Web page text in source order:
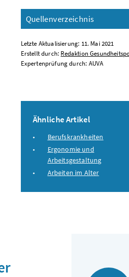
Quellenverzeichnis
Letzte Aktualisierung: 11. Mai 2021
Erstellt durch: Redaktion
Expertenprüfung durch: AUVA
Ähnliche Artikel
Berufskrankheiten
Ergonomie und
Arbeitsgestaltung
Arbeiten im Alter